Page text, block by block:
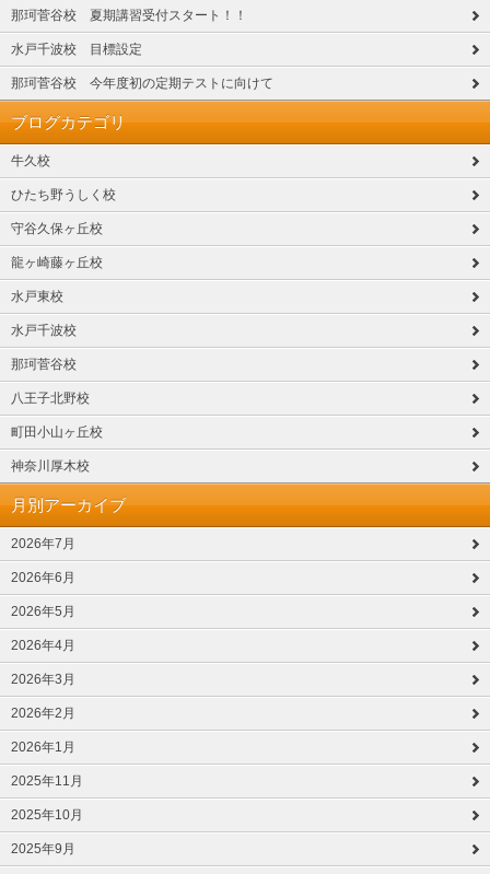
那珂菅谷校 夏期講習受付スタート！！
水戸千波校 目標設定
那珂菅谷校 今年度初の定期テストに向けて
ブログカテゴリ
牛久校
ひたち野うしく校
守谷久保ヶ丘校
龍ヶ崎藤ヶ丘校
水戸東校
水戸千波校
那珂菅谷校
八王子北野校
町田小山ヶ丘校
神奈川厚木校
月別アーカイブ
2026年7月
2026年6月
2026年5月
2026年4月
2026年3月
2026年2月
2026年1月
2025年11月
2025年10月
2025年9月